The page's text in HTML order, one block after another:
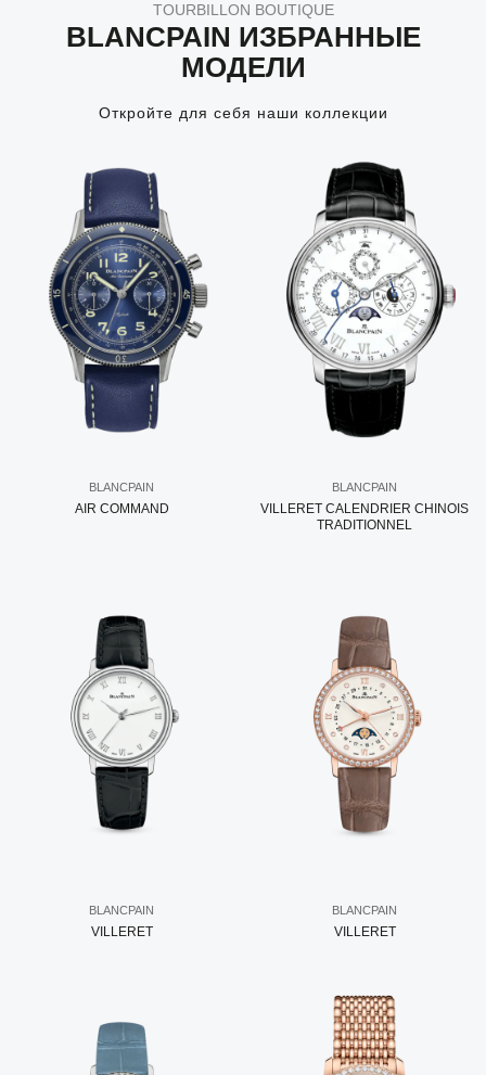
TOURBILLON BOUTIQUE
BLANCPAIN ИЗБРАННЫЕ
МОДЕЛИ
Откройте для себя наши коллекции
BLANCPAIN
AIR COMMAND
BLANCPAIN
VILLERET CALENDRIER CHINOIS
TRADITIONNEL
BLANCPAIN
VILLERET
BLANCPAIN
VILLERET